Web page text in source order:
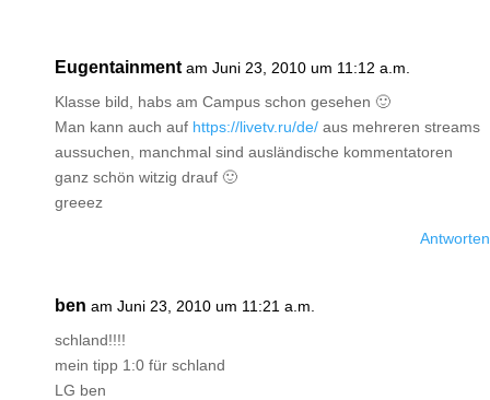
Eugentainment am Juni 23, 2010 um 11:12 a.m.
Klasse bild, habs am Campus schon gesehen 🙂
Man kann auch auf https://livetv.ru/de/ aus mehreren streams
aussuchen, manchmal sind ausländische kommentatoren
ganz schön witzig drauf 🙂
greeez
Antworten
ben am Juni 23, 2010 um 11:21 a.m.
schland!!!!
mein tipp 1:0 für schland
LG ben